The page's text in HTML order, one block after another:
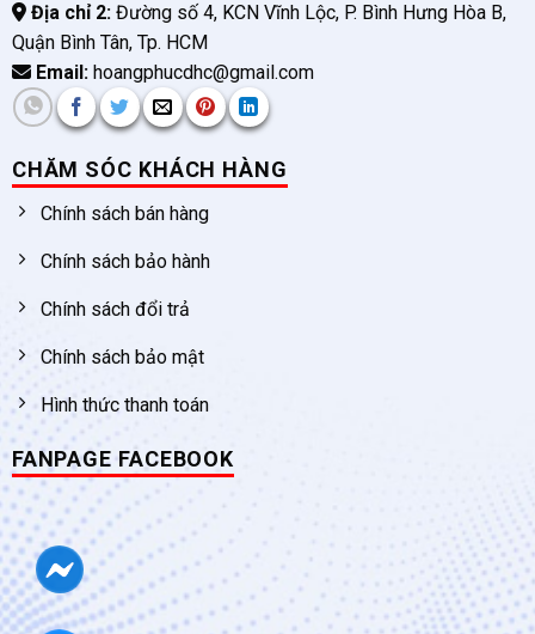
Địa chỉ 2:Đường số 4, KCN Vĩnh Lộc, P. Bình Hưng Hòa B,
Quận Bình Tân, Tp. HCM
Email:hoangphucdhc@gmail.com
CHĂM SÓC KHÁCH HÀNG
Chính sách bán hàng
Chính sách bảo hành
Chính sách đổi trả
Chính sách bảo mật
Hình thức thanh toán
FANPAGE FACEBOOK